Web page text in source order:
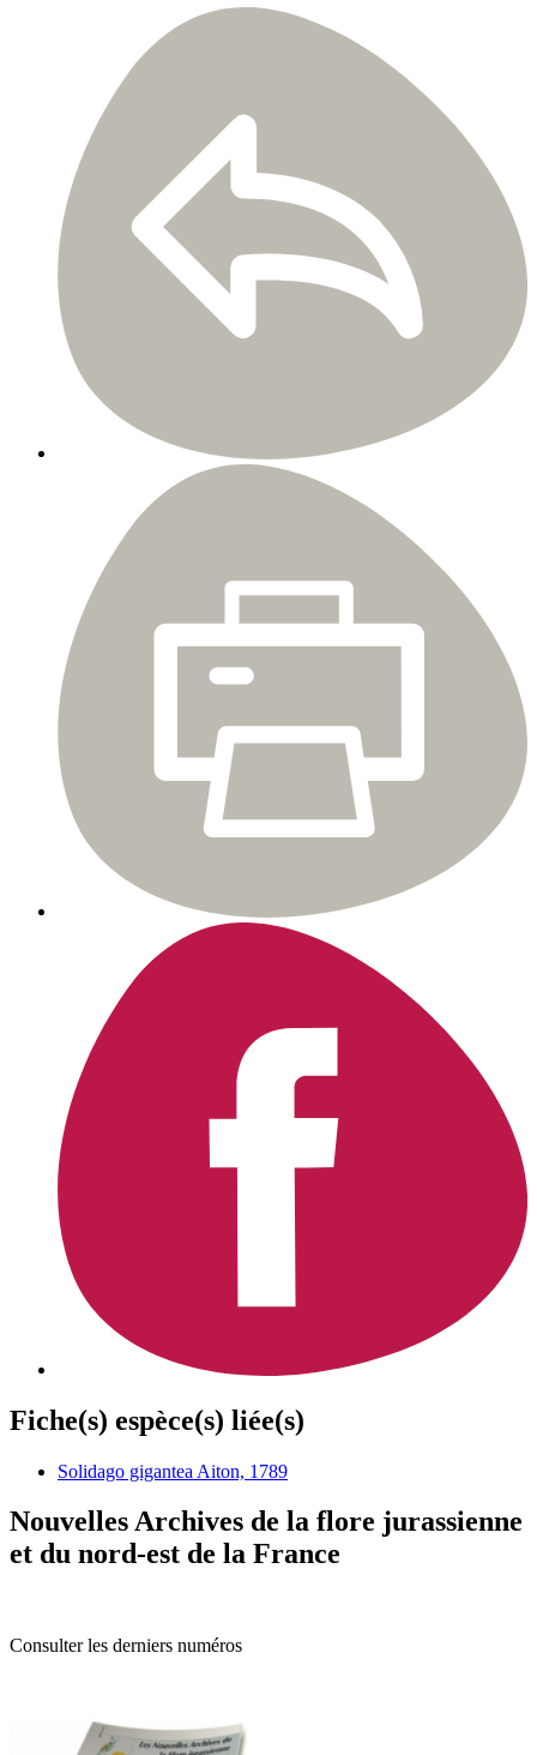
Fiche(s) espèce(s) liée(s)
Solidago gigantea Aiton, 1789
Nouvelles Archives de la flore jurassienne
et du nord-est de la France
Consulter les derniers numéros